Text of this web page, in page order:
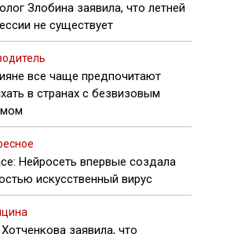
Злобина заявила, что летней
не существует
все чаще предпочитают
в странах с безвизовым
Нейросеть впервые создала
искусственный вирус
заявила, что